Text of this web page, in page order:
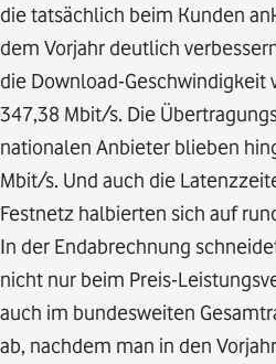
die tatsächlich beim Kunden
dem Vorjahr deutlich
die Download-Geschwindigkeit
347,38 Mbit/s. Die
nationalen Anbieter blieben
Mbit/s. Und auch die
Festnetz halbierten sich auf
In der Endabrechnung
nicht nur beim Preis-
auch im bundesweiten
ab, nachdem man in den